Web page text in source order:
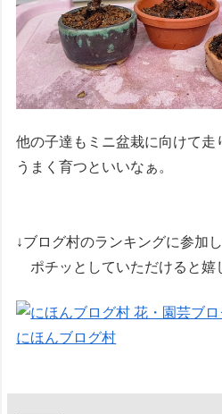
他の子達もミニ盆栽に向けて走
うまく育つといいなぁ。
↓ブログ村のランキングに参加し
ポチッとしていただけると嬉
にほんブログ村